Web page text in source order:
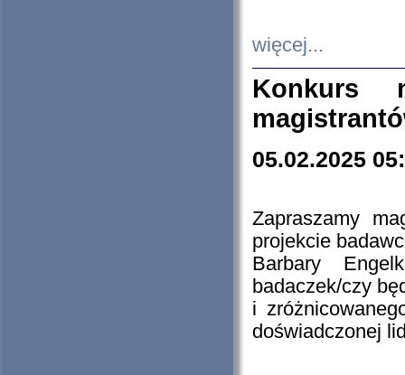
więcej...
Konkurs
05.02.2025
Zapraszamy
projekcie
Barbary
badaczek/czy
i
doświadczonej